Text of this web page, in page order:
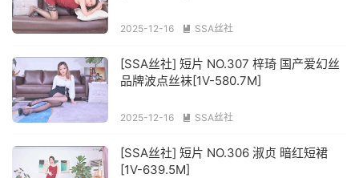
2025-12-16  SSA丝社
[SSA丝社] 短片 NO.307 梓琦 国产爱幻丝
品牌波点丝袜[1V-580.7M]
2025-12-16  SSA丝社
[SSA丝社] 短片 NO.306 淑贞 暗红短裙
[1V-639.5M]